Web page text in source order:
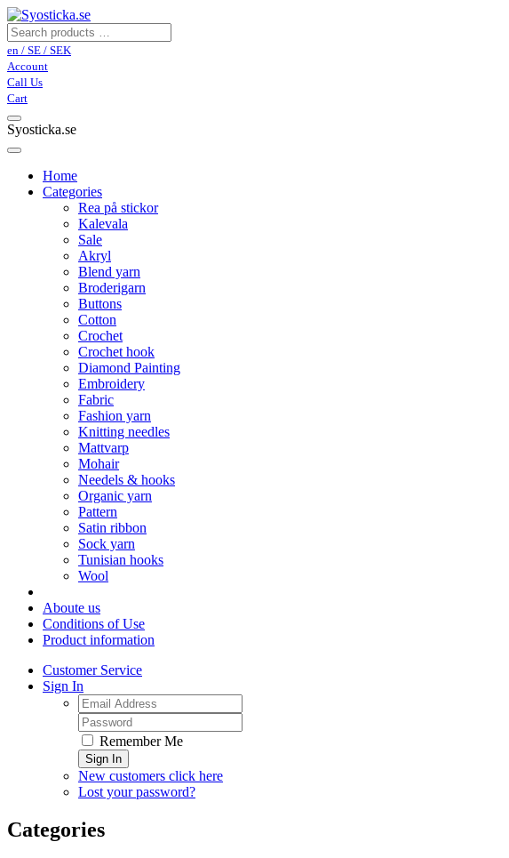
en / SE / SEK
Account
Call Us
Cart
Syosticka.se
Home
Categories
Rea på stickor
Kalevala
Sale
Akryl
Blend yarn
Broderigarn
Buttons
Cotton
Crochet
Crochet hook
Diamond Painting
Embroidery
Fabric
Fashion yarn
Knitting needles
Mattvarp
Mohair
Needels & hooks
Organic yarn
Pattern
Satin ribbon
Sock yarn
Tunisian hooks
Wool
Aboute us
Conditions of Use
Product information
Customer Service
Sign In
Remember Me
Sign In
New customers click here
Lost your password?
Categories